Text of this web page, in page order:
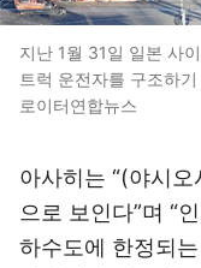
지난 1월 31일 일본 사
트럭 운전자를 구조하
로이터연합뉴스
아사히는 “(야시
으로 보인다”며 “
하수도에 한정되